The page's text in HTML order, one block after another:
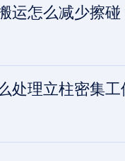
运怎么减少擦
处理立柱密集